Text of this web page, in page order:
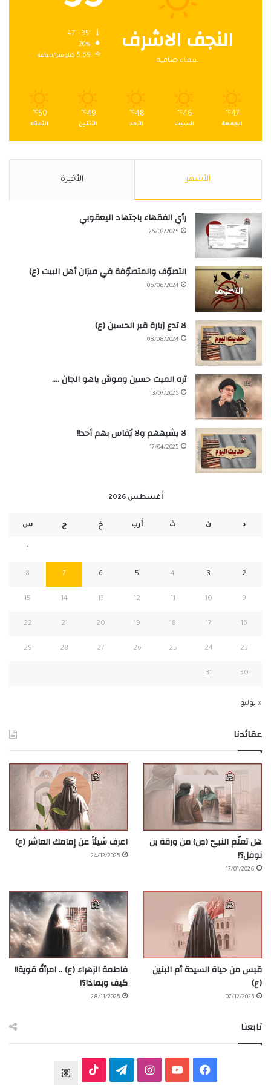
النجف الاشرف
سماء صافية
20%
5.69 كيلومتر/ساعة
47
℃
الجمعة
46
℃
السبت
48
℃
الأحد
49
℃
الأثنين
50
℃
الثلاثاء
الأشهر الأخيرة
رأي الفقهاء باجتهاد اليعقوبي
25/02/2025
التصوّف والمتصوّفة في ميزان أهل البيت (ع)
06/06/2024
لا تدع زيارة قبر الحسين (ع)
08/08/2024
تره الميت حسين وموش ياهو الجان ….
13/07/2025
لا يشبههم ولا يُقاس بهم أحد!!
17/04/2025
أغسطس 2026
د ن ث أرب خ ج س
1
2
3
4
5
6
7
8
9
10
11
12
13
14
15
16
17
18
19
20
21
22
23
24
25
26
27
28
29
30
31
« يوليو
عقائدنا
هل تعلّم النبيّ (ص) من ورقة بن
نوفل؟!
17/01/2026
اعرف شيئاً عن إمامك العاشر (ع)
24/12/2025
قبس من حياة السيدة أم البنين
(ع)
07/12/2025
فاطمة الزهراء (ع) .. امرأةٌ قوية!!
كيف وبماذا؟!
28/11/2025
تابعنا